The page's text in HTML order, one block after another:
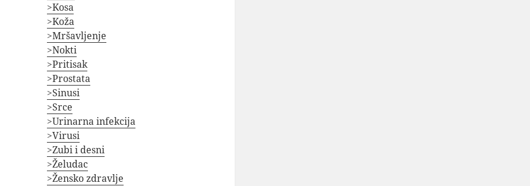
>Kosa
>Koža
>Mršavljenje
>Nokti
>Pritisak
>Prostata
>Sinusi
>Srce
>Urinarna infekcija
>Virusi
>Zubi i desni
>Želudac
>Žensko zdravlje